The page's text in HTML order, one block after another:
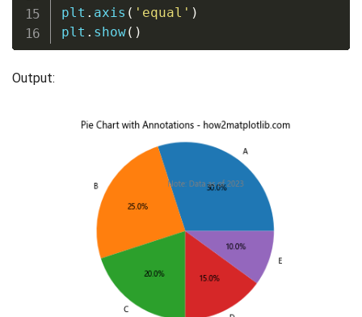
plt . axis ( 'equal' )
plt . show( )
Output: